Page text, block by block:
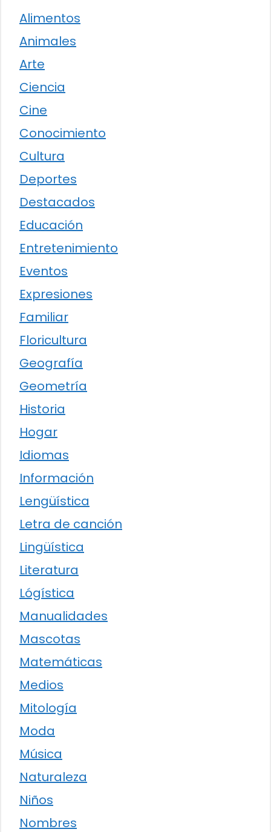
Alimentos
Animales
Arte
Ciencia
Cine
Conocimiento
Cultura
Deportes
Destacados
Educación
Entretenimiento
Eventos
Expresiones
Familiar
Floricultura
Geografía
Geometría
Historia
Hogar
Idiomas
Información
Lengüística
Letra de canción
Lingüística
Literatura
Lógística
Manualidades
Mascotas
Matemáticas
Medios
Mitología
Moda
Música
Naturaleza
Niños
Nombres